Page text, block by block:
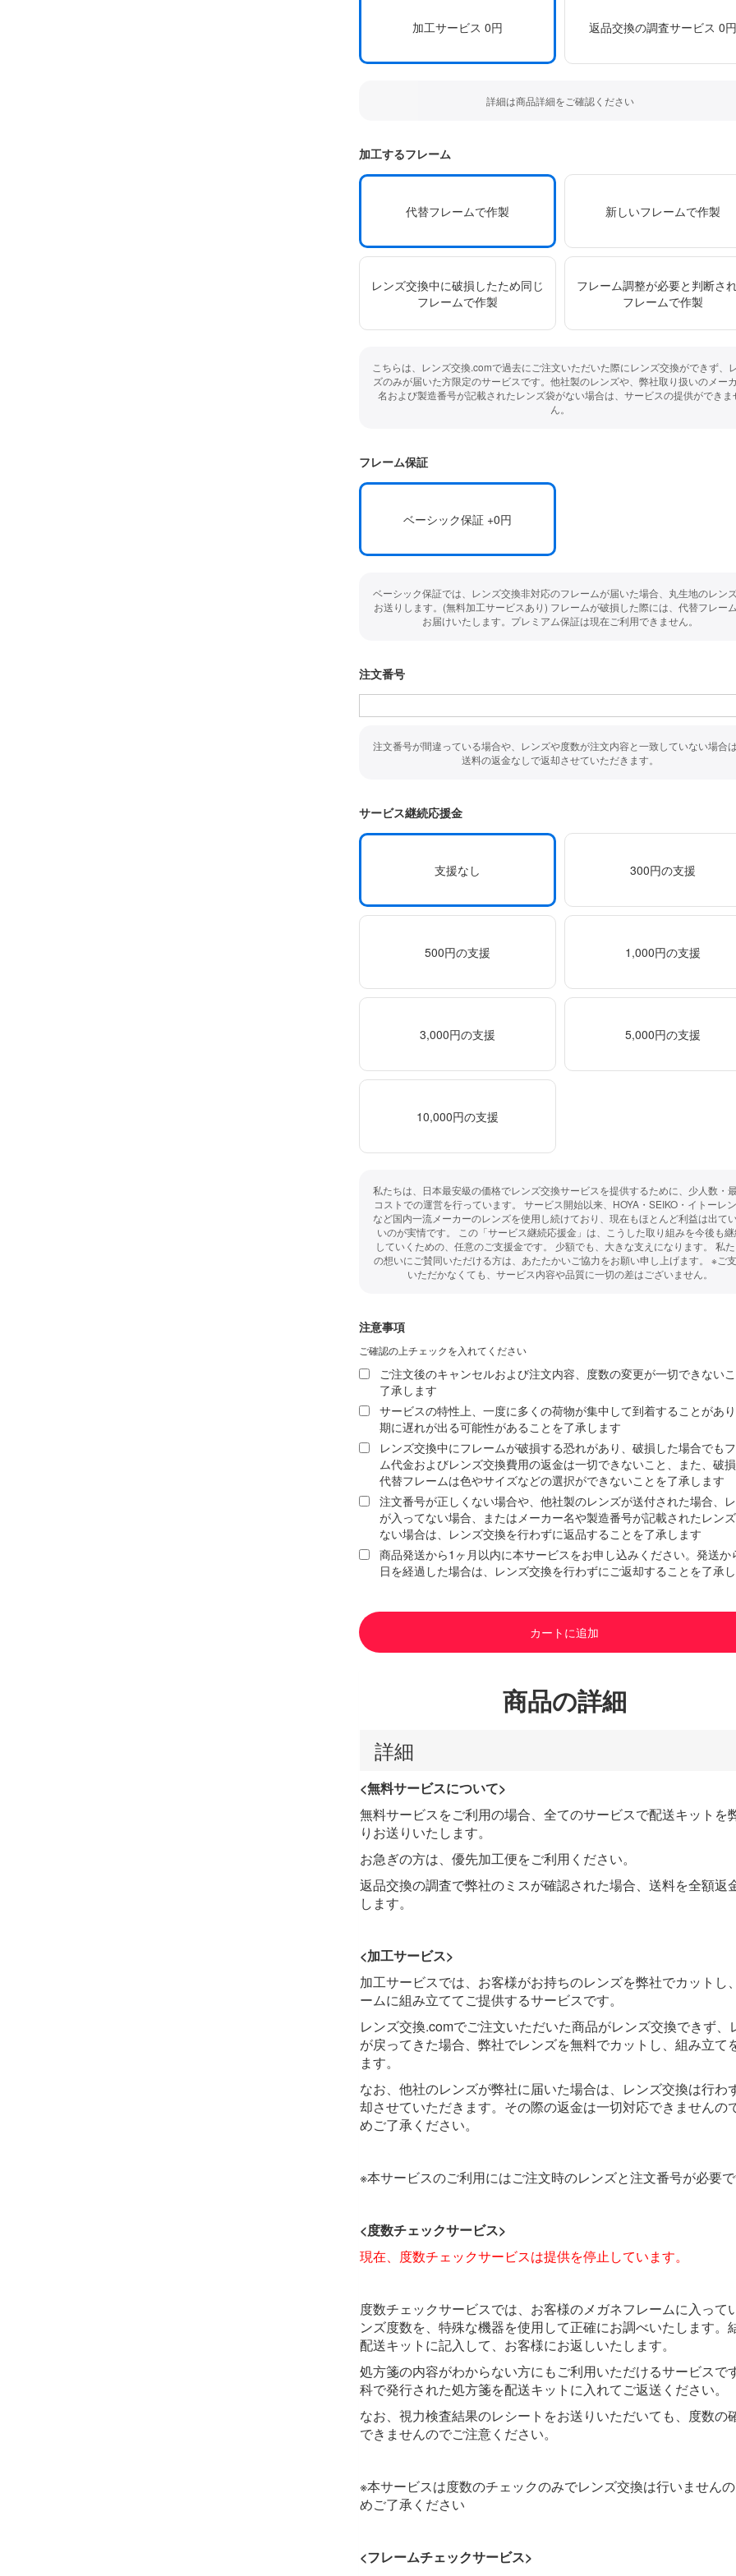
加工サービス 0円 返品交換の調査サービス 0円
詳細は商品詳細をご確認ください
加工するフレーム
代替フレームで作製 新しいフレームで作製
レンズ交換中に破損したため同じ
フレームで作製
フレーム調整が必要と判断さ
フレームで作製
こちらは、レンズ交換.comで過去にご注文いただいた際にレンズ交換ができず、
ズのみが届いた方限定のサービスです。他社製のレンズや、弊社取り扱いのメー
名および製造番号が記載されたレンズ袋がない場合は、サービスの提供ができま
ん。
フレーム保証
ベーシック保証 +0円
ベーシック保証では、レンズ交換非対応のフレームが届いた場合、丸生地のレン
お送りします。(無料加工サービスあり) フレームが破損した際には、代替フレー
お届けいたします。プレミアム保証は現在ご利用できません。
注文番号
注文番号が間違っている場合や、レンズや度数が注文内容と一致していない場合
送料の返金なしで返却させていただきます。
サービス継続応援金
支援なし 300円の支援
500円の支援 1,000円の支援
3,000円の支援 5,000円の支援
10,000円の支援
私たちは、日本最安級の価格でレンズ交換サービスを提供するために、少人数・
コストでの運営を行っています。 サービス開始以来、HOYA・SEIKO・イトーレ
など国内一流メーカーのレンズを使用し続けており、現在もほとんど利益は出て
いのが実情です。 この「サービス継続応援金」は、こうした取り組みを今後も
していくための、任意のご支援金です。 少額でも、大きな支えになります。 私
の想いにご賛同いただける方は、あたたかいご協力をお願い申し上げます。 ※ご
いただかなくても、サービス内容や品質に一切の差はございません。
注意事項
ご注文後のキャンセルおよび注文内容、度数の変更が一切できない
了承します
サービスの特性上、一度に多くの荷物が集中して到着することがあ
期に遅れが出る可能性があることを了承します
レンズ交換中にフレームが破損する恐れがあり、破損した場合でも
ム代金およびレンズ交換費用の返金は一切できないこと、また、破
代替フレームは色やサイズなどの選択ができないことを了承します
注文番号が正しくない場合や、他社製のレンズが送付された場合、
が入ってない場合、またはメーカー名や製造番号が記載されたレン
ない場合は、レンズ交換を行わずに返品することを了承します
商品発送から1ヶ月以内に本サービスをお申し込みください。発送か
日を経過した場合は、レンズ交換を行わずにご返却することを了承
カートに追加
商品の詳細
詳細
<無料サービスについて>
無料サービスをご利用の場合、全てのサービスで配送キットを
りお送りいたします。
お急ぎの方は、優先加工便をご利用ください。
返品交換の調査で弊社のミスが確認された場合、送料を全額返
します。
<加工サービス>
加工サービスでは、お客様がお持ちのレンズを弊社でカットし
ームに組み立ててご提供するサービスです。
レンズ交換.comでご注文いただいた商品がレンズ交換できず、
が戻ってきた場合、弊社でレンズを無料でカットし、組み立て
ます。
なお、他社のレンズが弊社に届いた場合は、レンズ交換は行わ
却させていただきます。その際の返金は一切対応できませんの
めご了承ください。
※本サービスのご利用にはご注文時のレンズと注文番号が必要
<度数チェックサービス>
現在、度数チェックサービスは提供を停止しています。
度数チェックサービスでは、お客様のメガネフレームに入って
ンズ度数を、特殊な機器を使用して正確にお調べいたします。
配送キットに記入して、お客様にお返しいたします。
処方箋の内容がわからない方にもご利用いただけるサービスで
科で発行された処方箋を配送キットに入れてご返送ください。
なお、視力検査結果のレシートをお送りいただいても、度数の
できませんのでご注意ください。
※本サービスは度数のチェックのみでレンズ交換は行いません
めご了承ください
<フレームチェックサービス>